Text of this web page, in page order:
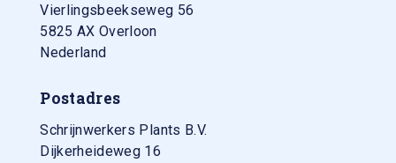
Vierlingsbeekseweg 56
5825 AX Overloon
Nederland
Postadres
Schrijnwerkers Plants B.V.
Dijkerheideweg 16